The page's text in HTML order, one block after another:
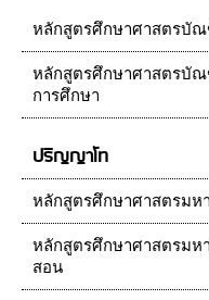
หลักสูตรศึกษาศาสตรบัณ
หลักสูตรศึกษาศาสตรบัณ
การศึกษา
ปริญญาโท
หลักสูตรศึกษาศาสตรมห
หลักสูตรศึกษาศาสตรม
สอน